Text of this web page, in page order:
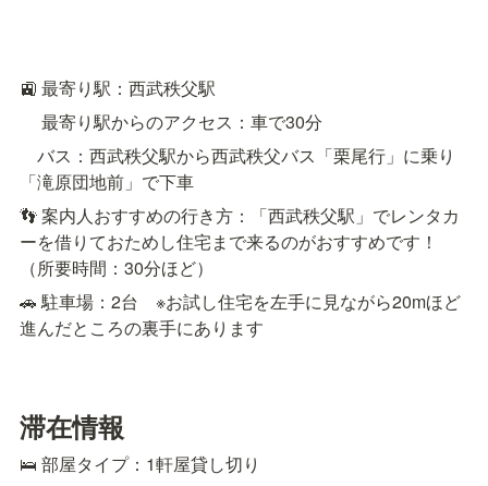
🚉 最寄り駅：西武秩父駅
最寄り駅からのアクセス：車で30分
バス：西武秩父駅から西武秩父バス「栗尾行」に乗り
「滝原団地前」で下車
👣 案内人おすすめの行き方：「西武秩父駅」でレンタカ
ーを借りておためし住宅まで来るのがおすすめです！
（所要時間：30分ほど）
🚗 駐車場：2台　※お試し住宅を左手に見ながら20mほど
進んだところの裏手にあります
滞在情報
🛌 部屋タイプ：1軒屋貸し切り